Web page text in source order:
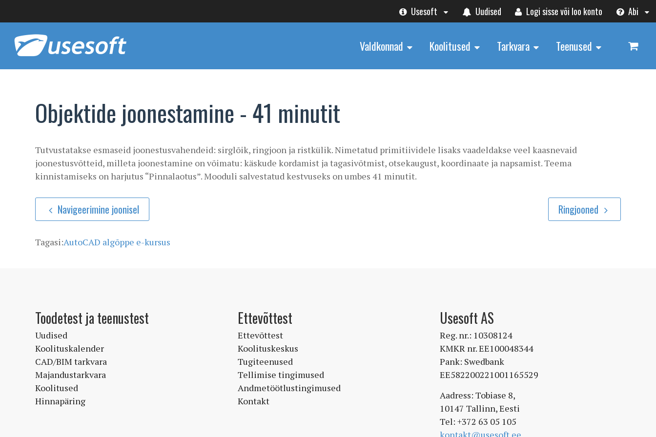
Usesoft Uudised Logi sisse või loo konto Abi
Valdkonnad Koolitused Tarkvara Teenused
Objektide joonestamine - 41 minutit
Tutvustatakse esmaseid joonestusvahendeid: sirglõik, ringjoon ja ristkülik. Nimetatud primitiividele lisaks vaadeldakse veel kaasnevaid
joonestusvõtteid, milleta joonestamine on võimatu: käskude kordamist ja tagasivõtmist, otsekaugust, koordinaate ja napsamist. Teema
kinnistamiseks on harjutus “Pinnalaotus”. Mooduli salvestatud kestvuseks on umbes 41 minutit.
Navigeerimine joonisel Ringjooned
Tagasi:AutoCAD algõppe e-kursus
Toodetest ja teenustest
Uudised
Koolituskalender
CAD/BIM tarkvara
Majandustarkvara
Koolitused
Hinnapäring
Ettevõttest
Ettevõttest
Koolituskeskus
Tugiteenused
Tellimise tingimused
Andmetöötlustingimused
Kontakt
Usesoft AS
Reg. nr.: 10308124
KMKR nr. EE100048344
Pank: Swedbank
EE582200221001165529
Aadress: Tobiase 8,
10147 Tallinn, Eesti
Tel: +372 63 05 105
kontakt@usesoft.ee